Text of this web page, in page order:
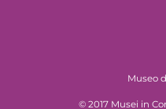
Museo
© 2017 Musei in